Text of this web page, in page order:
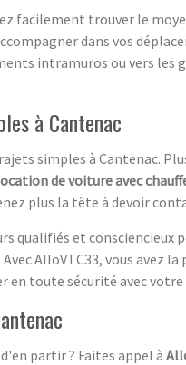
facilement trouver le
dans vos
intramuros ou vers les
à Cantenac
simples à Cantenac.
de voiture avec
plus la tête à devoir
qualifiés et consciencieux
AlloVTC33, vous
en toute sécurité avec votre
partir ? Faites appel à